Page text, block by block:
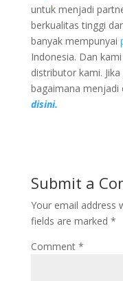
untuk menjadi
berkualitas tinggi
banyak mempunyai
Indonesia. Dan
distributor kami.
bagaimana menjadi
disini.
Submit a
Your email address
fields are marked *
Comment *